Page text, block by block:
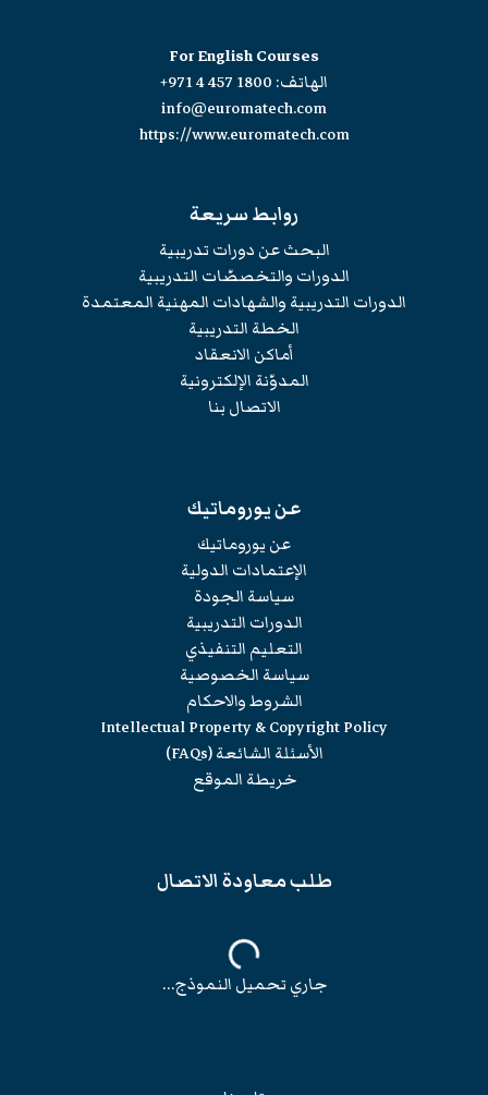
For English Courses
الهاتف: +971 4 457 1800
info@euromatech.com
https://www.euromatech.com
روابط سريعة
البحث عن دورات تدريبية
الدورات والتخصصّات التدريبية
الدورات التدريبية والشهادات المهنية المعتمدة
الخطة التدريبية
أماكن الانعقاد
المدوّنة الإلكترونية
الاتصال بنا
عن يوروماتيك
عن يوروماتيك
الإعتمادات الدولية
سياسة الجودة
الدورات التدريبية
التعليم التنفيذي
سياسة الخصوصية
الشروط والاحكام
Intellectual Property & Copyright Policy
الأسئلة الشائعة (FAQs)
خريطة الموقع
طلب معاودة الاتصال
جاري تحميل النموذج...